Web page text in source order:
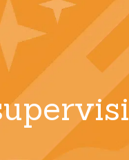
E
Scuola Estiva
E Al
Coaching